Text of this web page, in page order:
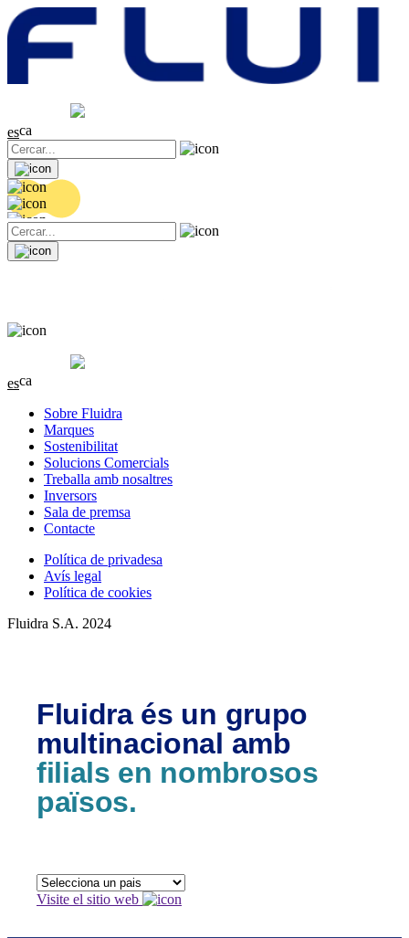
-0.02 (-0.1%)
esca
-0.02 (-0.1%)
esca
Sobre Fluidra
Marques
Sostenibilitat
Solucions Comercials
Treballa amb nosaltres
Inversors
Sala de premsa
Contacte
Política de privadesa
Avís legal
Política de cookies
Fluidra S.A. 2024
Fluidra és un grupo
multinacional amb
filials en nombrosos
països.
Visite el sitio web